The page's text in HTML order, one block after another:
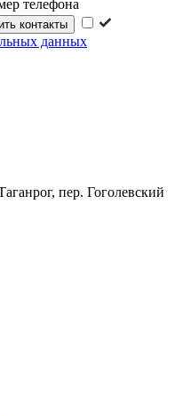
телефона
данных
пер. Гоголевский